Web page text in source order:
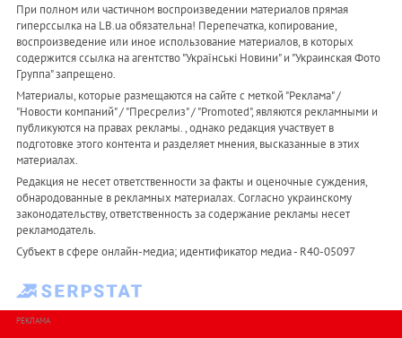
При полном или частичном воспроизведении материалов прямая
гиперссылка на LB.ua обязательна! Перепечатка, копирование,
воспроизведение или иное использование материалов, в которых
содержится ссылка на агентство "Українськi Новини" и "Украинская Фото
Группа" запрещено.
Материалы, которые размещаются на сайте с меткой "Реклама" /
"Новости компаний" / "Пресрелиз" / "Promoted", являются рекламными и
публикуются на правах рекламы. , однако редакция участвует в
подготовке этого контента и разделяет мнения, высказанные в этих
материалах.
Редакция не несет ответственности за факты и оценочные суждения,
обнародованные в рекламных материалах. Согласно украинскому
законодательству, ответственность за содержание рекламы несет
рекламодатель.
Субъект в сфере онлайн-медиа; идентификатор медиа - R40-05097
РЕКЛАМА